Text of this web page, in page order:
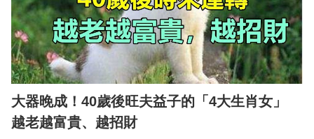
大器晚成！40歲後旺夫益子的「4大生肖女」
越老越富貴、越招財